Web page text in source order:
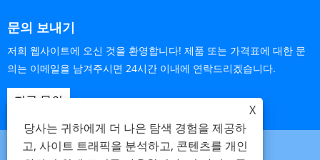
문의 보내기
저희 웹사이트에 오신 것을 환영합니다! 제품 또는 가격표에 대한 문
의는 이메일을 남겨주시면 24시간 이내에 연락드리겠습니다.
지금 문의
X
당사는 귀하에게 더 나은 탐색 경험을 제공하
고, 사이트 트래픽을 분석하고, 콘텐츠를 개인